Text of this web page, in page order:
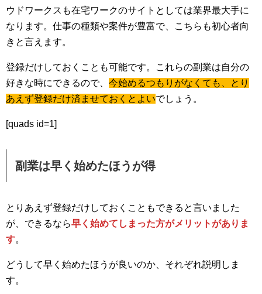
ウドワークスも在宅ワークのサイトとしては業界最大手に
なります。仕事の種類や案件が豊富で、こちらも初心者向
きと言えます。
登録だけしておくことも可能です。これらの副業は自分の
好きな時にできるので、 今始めるつもりがなくても、とり
あえず登録だけ済ませておくとよいでしょう。
[quads id=1]
副業は早く始めたほうが得
とりあえず登録だけしておくこともできると言いました
が、できるなら早く始めてしまった方がメリットがありま
す。
どうして早く始めたほうが良いのか、それぞれ説明しま
す。